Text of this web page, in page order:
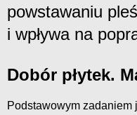
powstawaniu
i wpływa na
Dobór płytek.
Podstawowym zadaniem